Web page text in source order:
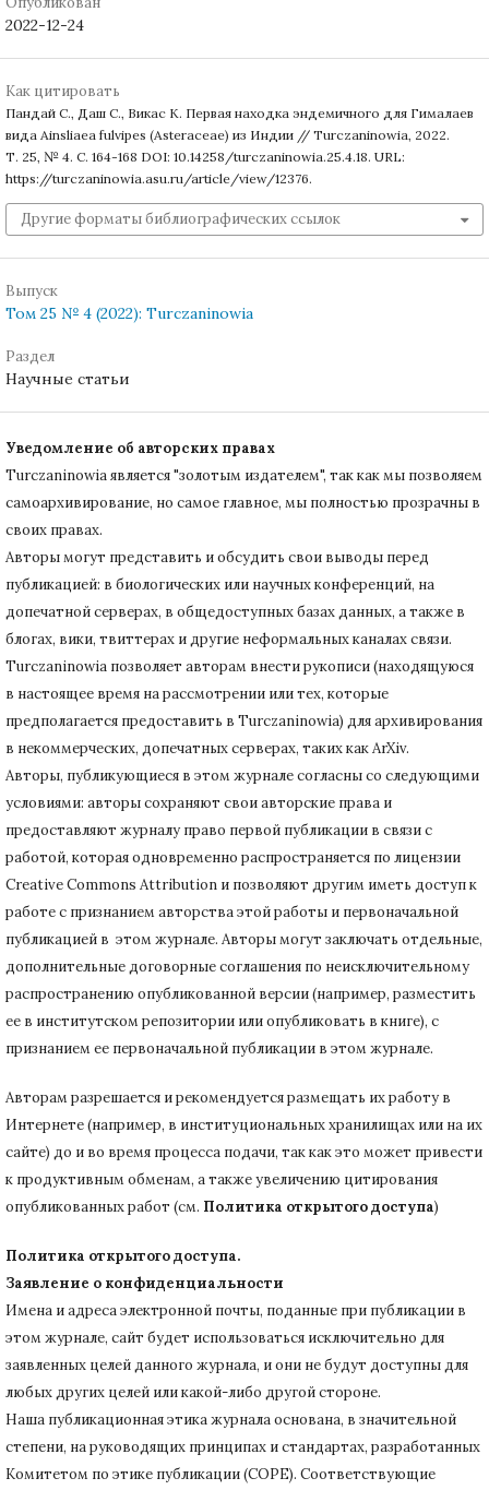
2022-12-24
Как цитировать
Пандай С., Даш С., Викас К. Первая находка эндемичного для Гималаев
вида Ainsliaea fulvipes (Asteraceae) из Индии // Turczaninowia, 2022.
Т. 25, № 4. С. 164-168 DOI: 10.14258/turczaninowia.25.4.18. URL:
https://turczaninowia.asu.ru/article/view/12376.
Другие форматы библиографических ссылок
Выпуск
Том 25 № 4 (2022): Turczaninowia
Раздел
Научные статьи
Уведомление об авторских правах
Turczaninowiа является "золотым издателем", так как мы позволяем
самоархивирование, но самое главное, мы полностью прозрачны в
своих правах.
Авторы могут представить и обсудить свои выводы перед
публикацией: в биологических или научных конференций, на
допечатной серверах, в общедоступных базах данных, а также в
блогах, вики, твиттерах и другие неформальных каналах связи.
Turczaninowiа позволяет авторам внести рукописи (находящуюся
в настоящее время на рассмотрении или тех, которые
предполагается предоставить в Turczaninowia) для архивирования
в некоммерческих, допечатных серверах, таких как ArXiv.
Авторы, публикующиеся в этом журнале согласны со следующими
условиями: авторы сохраняют свои авторские права и
предоставляют журналу право первой публикации в связи с
работой, которая одновременно распространяется по лицензии
Creative Commons Attribution и позволяют другим иметь доступ к
работе с признанием авторства этой работы и первоначальной
публикацией в этом журнале. Авторы могут заключать отдельные,
дополнительные договорные соглашения по неисключительному
распространению опубликованной версии (например, разместить
ее в институтском репозитории или опубликовать в книге), с
признанием ее первоначальной публикации в этом журнале.
Авторам разрешается и рекомендуется размещать их работу в
Интернете (например, в институциональных хранилищах или на их
сайте) до и во время процесса подачи, так как это может привести
к продуктивным обменам, а также увеличению цитирования
опубликованных работ (см. Политика открытого доступа)
Политика открытого доступа.
Заявление о конфиденциальности
Имена и адреса электронной почты, поданные при публикации в
этом журнале, сайт будет использоваться исключительно для
заявленных целей данного журнала, и они не будут доступны для
любых других целей или какой-либо другой стороне.
Наша публикационная этика журнала основана, в значительной
степени, на руководящих принципах и стандартах, разработанных
Комитетом по этике публикации (COPE). Соответствующие